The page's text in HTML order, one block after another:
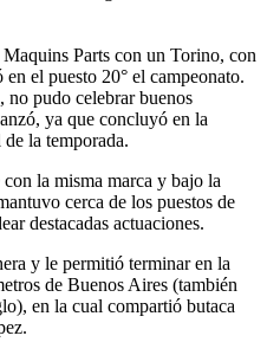
Parts con un Torino, con
el puesto 20° el campeonato.
no pudo celebrar buenos
ya que concluyó en la
la temporada.
la misma marca y bajo la
cerca de los puestos de
destacadas actuaciones.
y le permitió terminar en la
de Buenos Aires (también
en la cual compartió butaca